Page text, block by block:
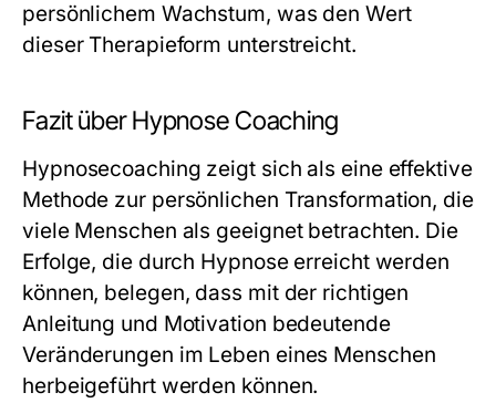
persönlichem Wachstum, was den Wert
dieser Therapieform unterstreicht.
Fazit über Hypnose Coaching
Hypnosecoaching zeigt sich als eine effektive
Methode zur persönlichen Transformation, die
viele Menschen als geeignet betrachten. Die
Erfolge, die durch Hypnose erreicht werden
können, belegen, dass mit der richtigen
Anleitung und Motivation bedeutende
Veränderungen im Leben eines Menschen
herbeigeführt werden können.